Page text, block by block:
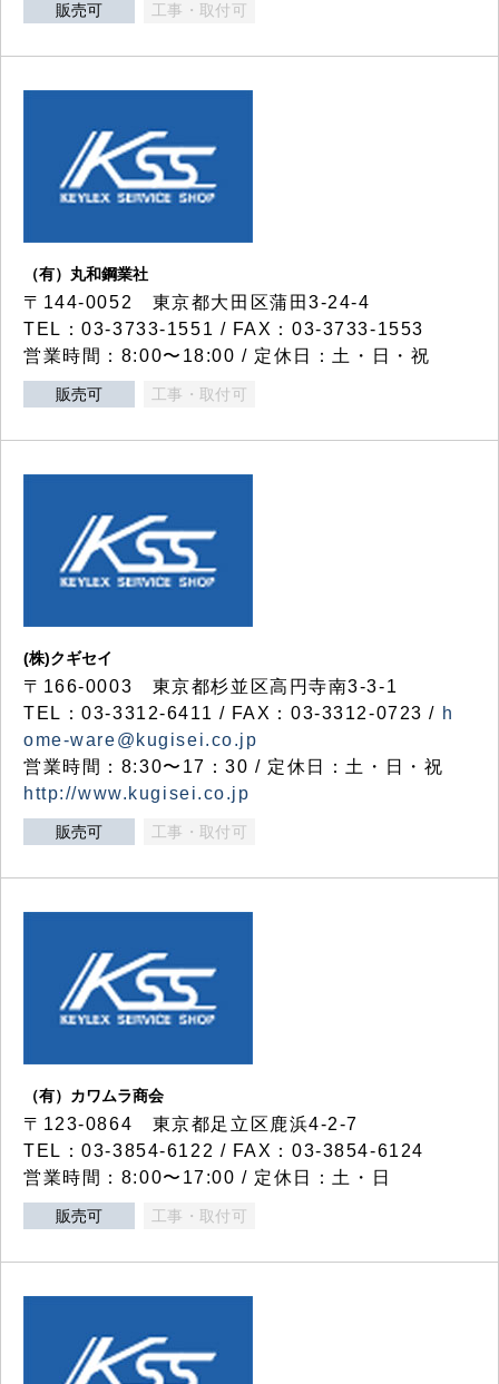
販売可 工事・取付可
（有）丸和鋼業社
〒144-0052 東京都大田区蒲田3-24-4
TEL：03-3733-1551 / FAX：03-3733-1553
営業時間：8:00〜18:00 / 定休日：土・日・祝
販売可 工事・取付可
(株)クギセイ
〒166-0003 東京都杉並区高円寺南3-3-1
TEL：03-3312-6411 / FAX：03-3312-0723 / h
ome-ware@kugisei.co.jp
営業時間：8:30〜17：30 / 定休日：土・日・祝
http://www.kugisei.co.jp
販売可 工事・取付可
（有）カワムラ商会
〒123-0864 東京都足立区鹿浜4-2-7
TEL：03-3854-6122 / FAX：03-3854-6124
営業時間：8:00〜17:00 / 定休日：土・日
販売可 工事・取付可